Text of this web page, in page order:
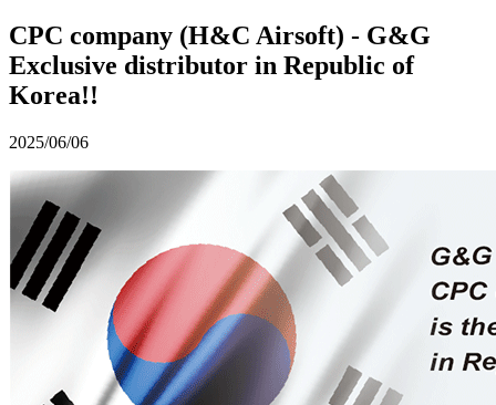
CPC company (H&C Airsoft) - G&G
Exclusive distributor in Republic of
Korea!!
2025/06/06